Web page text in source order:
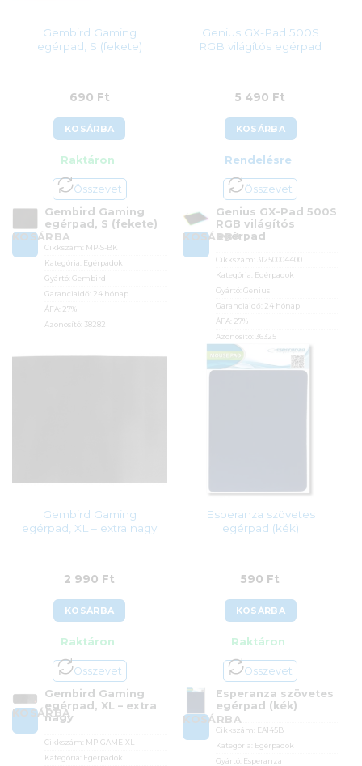
Gembird Gaming
egérpad, S (fekete)
690 Ft
KOSÁRBA
Raktáron
Összevet
KOSÁRBA
Gembird Gaming
egérpad, S (fekete)
Cikkszám: MP-S-BK
Kategória: Egérpadok
Gyártó:Gembird
Garanciaidő: 24 hónap
ÁFA: 27%
Azonosító: 38282
Genius GX-Pad 500S
RGB világítós egérpad
5 490 Ft
KOSÁRBA
Rendelésre
Összevet
KOSÁRBA
Genius GX-Pad 500S
RGB világítós
egérpad
Cikkszám: 31250004400
Kategória: Egérpadok
Gyártó: Genius
Garanciaidő: 24 hónap
ÁFA: 27%
Azonosító: 36325
5 490 Ft
Gembird Gaming
egérpad, XL – extra nagy
2 990 Ft
KOSÁRBA
Raktáron
Összevet
KOSÁRBA
Gembird Gaming
egérpad, XL – extra
nagy
Cikkszám: MP-GAME-XL
Kategória: Egérpadok
Esperanza szövetes
egérpad (kék)
590 Ft
KOSÁRBA
Raktáron
Összevet
KOSÁRBA
Esperanza szövetes
egérpad (kék)
Cikkszám: EA145B
Kategória: Egérpadok
Gyártó: Esperanza